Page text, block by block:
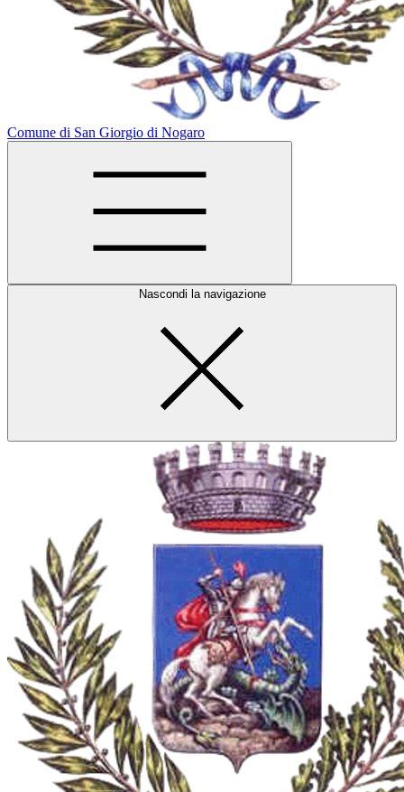
Comune di San Giorgio di Nogaro
Nascondi la navigazione